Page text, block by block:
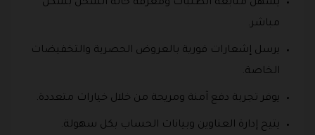
يسهّل متابعة الطلبات ومعرفة حالة الشحن بشكل
مباشر.
يرسل إشعارات فورية بالعروض الحصرية والتخفيضات
الخاصة.
يوفر تجربة دفع آمنة ومريحة من خلال خيارات متعددة.
يتيح إدارة العناوين وبيانات الحساب بكل سهولة.